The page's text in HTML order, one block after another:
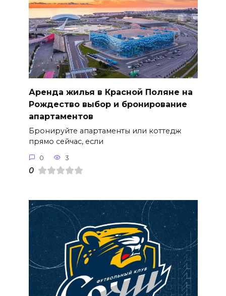
Аренда жилья в Красной Поляне на
Рождество выбор и бронирование
апартаментов
Бронируйте апартаменты или коттедж
прямо сейчас, если
0 3
0